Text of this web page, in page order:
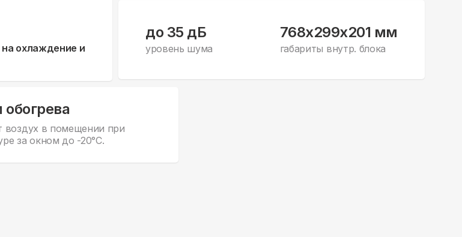
на охлаждение и
до 35 дБ
уровень шума
768x299x201 мм
габариты внутр. блока
воздух в помещении при
за окном до -20°С.